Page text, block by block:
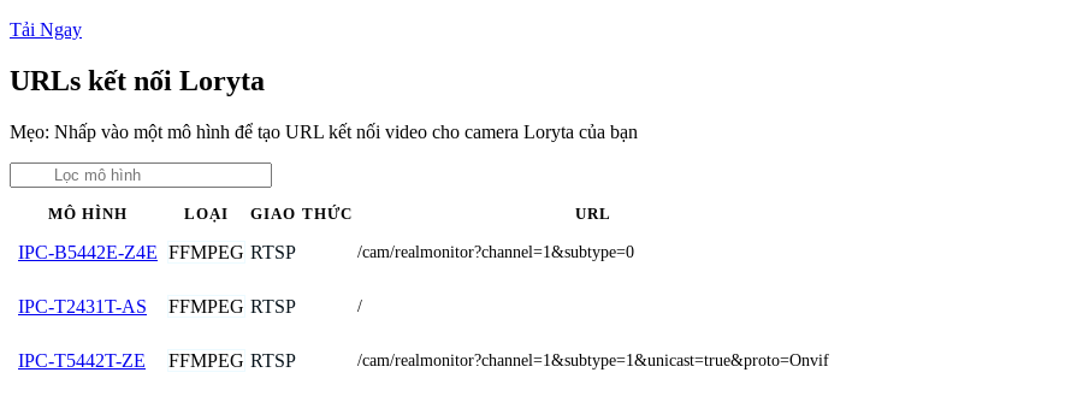
Tải Ngay
URLs kết nối Loryta
Mẹo: Nhấp vào một mô hình để tạo URL kết nối video cho camera Loryta của bạn
MÔ HÌNH LOẠI GIAO THỨC URL
IPC-B5442E-Z4E FFMPEG RTSP /cam/realmonitor?channel=1&subtype=0
IPC-T2431T-AS FFMPEG RTSP /
IPC-T5442T-ZE FFMPEG RTSP /cam/realmonitor?channel=1&subtype=1&unicast=true&proto=Onvif